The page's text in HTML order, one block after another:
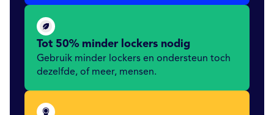
Tot 50% minder lockers nodig
Gebruik minder lockers en ondersteun toch
dezelfde, of meer, mensen.